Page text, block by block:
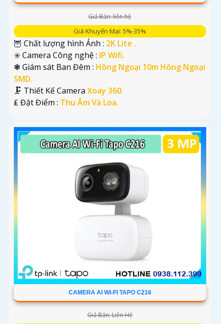
Giá Bán: liên hệ
Giá Khuyến Mại: 5%-35%
🦉 Chất lượng hình Ảnh : 2K Lite .
✳️ Camera Công nghệ : IP Wifi.
❃ Giám sát Ban Đêm : Hồng Ngoại 10m Hồng Ngoại
SMD.
🗜️ Thiết Kế Camera Xoay 360.
️₤ Đặt Điểm : Thu Âm Và Loa.
CAMERA AI WI-FI TAPO C216
Giá Bán: Liên Hệ